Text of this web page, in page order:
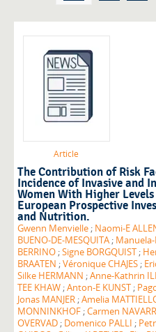
Article
The Contribution of Risk
Incidence of Invasive and
Women With Higher
European Prospective
and Nutrition.
Gwenn Menvielle ; Naomi-E
BUENO-DE-MESQUITA ;
BERRINO ;Signe BORGQUIST ;
BRAATEN ;Véronique CHAJES ;
Silke HERMANN ;Anne-Kathrin
TEE KHAW ;Anton-E KUNST ;
Jonas MANJER ;Amelia
MONNINKHOF ;Carmen
OVERVAD ; Domenico PALLI ;